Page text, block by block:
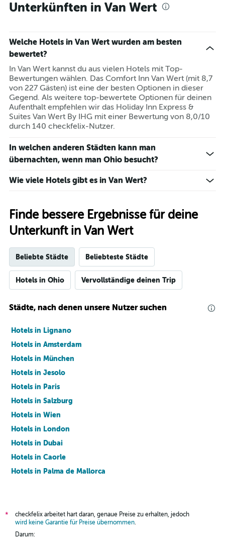
Unterkünften in Van Wert
Welche Hotels in Van Wert wurden am besten
bewertet?
In Van Wert kannst du aus vielen Hotels mit Top-
Bewertungen wählen. Das Comfort Inn Van Wert (mit 8,7
von 227 Gästen) ist eine der besten Optionen in dieser
Gegend. Als weitere top-bewertete Optionen für deinen
Aufenthalt empfehlen wir das Holiday Inn Express &
Suites Van Wert By IHG mit einer Bewertung von 8,0/10
durch 140 checkfelix-Nutzer.
In welchen anderen Städten kann man
übernachten, wenn man Ohio besucht?
Wie viele Hotels gibt es in Van Wert?
Finde bessere Ergebnisse für deine
Unterkunft in Van Wert
Beliebte Städte Beliebteste Städte
Hotels in Ohio Vervollständige deinen Trip
Städte, nach denen unsere Nutzer suchen
Hotels in Lignano
Hotels in Amsterdam
Hotels in München
Hotels in Jesolo
Hotels in Paris
Hotels in Salzburg
Hotels in Wien
Hotels in London
Hotels in Dubai
Hotels in Caorle
Hotels in Palma de Mallorca
*
checkfelix arbeitet hart daran, genaue Preise zu erhalten, jedoch
wird keine Garantie für Preise übernommen.
Darum: